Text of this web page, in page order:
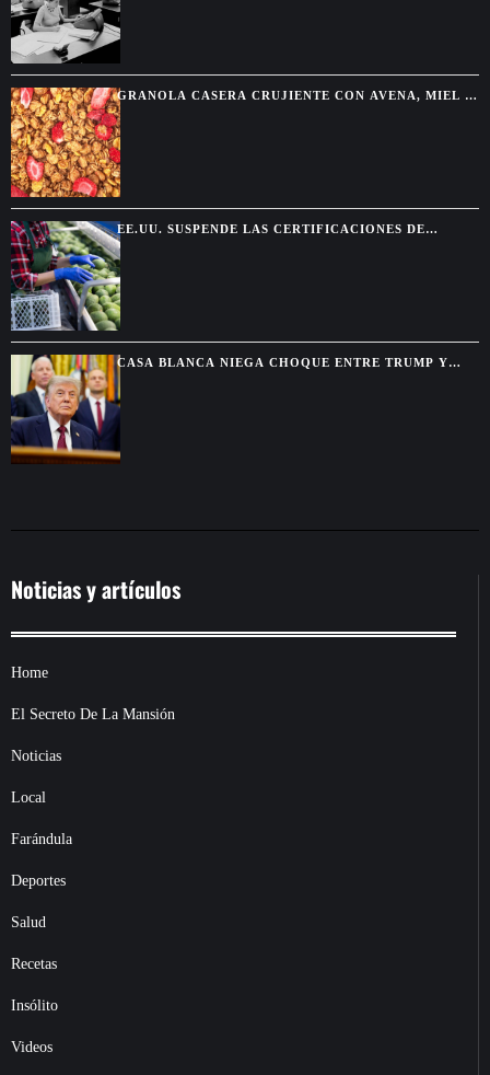
GRANOLA CASERA CRUJIENTE CON AVENA, MIEL Y
FRUTOS SECOS
EE.UU. SUSPENDE LAS CERTIFICACIONES DE
AGUACATE EN MICHOACÁN POR UNA AMENAZA DE
SEGURIDAD
CASA BLANCA NIEGA CHOQUE ENTRE TRUMP Y
HEGSETH POR RESERVAS DE MUNICIONES
Noticias y artículos
Home
El Secreto De La Mansión
Noticias
Local
Farándula
Deportes
Salud
Recetas
Insólito
Videos